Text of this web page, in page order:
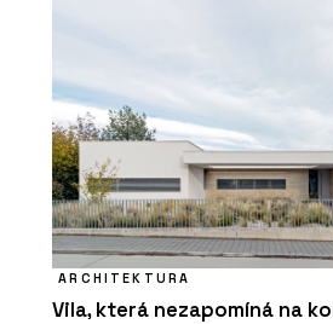
ARCHITEKTURA
Vila, která nezapomíná na